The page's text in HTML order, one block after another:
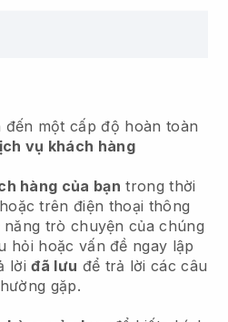
đến một cấp độ hoàn toàn
vụ khách hàng
hàng của bạn trong thời
trên điện thoại thông
trò chuyện của chúng
hỏi hoặc vấn đề ngay lập
lờiđã lưu để trả lời các câu
gặp.